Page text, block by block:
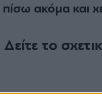
πίσω ακόμα και
Δείτε το